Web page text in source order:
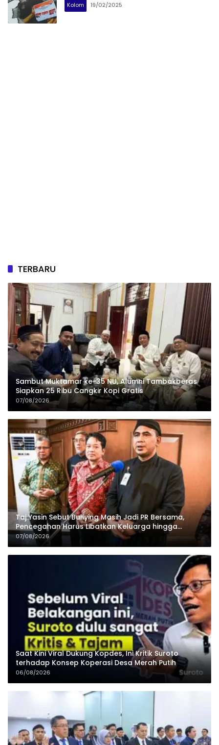
Kolom 19/02/2025
TERBARU
Sambut Muktamar ke-35 NU, Alumni Tambakberas
Siapkan 25 Ribu Cangkir Kopi Gratis
07/08/2026
Taj Yasin Sebut Bullying Masih Jadi PR Bersama,
Pencegahan Harus Libatkan Keluarga hingga
Pesantren
07/08/2026
Saat Kini Viral Dukung Kopdes, Ini Kritik Suroto
terhadap Konsep Koperasi Desa Merah Putih
06/08/2026